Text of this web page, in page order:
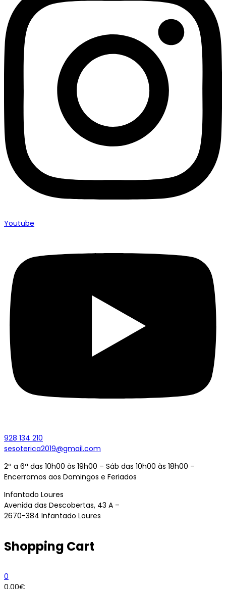
Youtube
928 134 210
sesoterica2019@gmail.com
2ª a 6ª das 10h00 às 19h00 – Sáb das 10h00 às 18h00 –
Encerramos aos Domingos e Feriados
Infantado Loures
Avenida das Descobertas, 43 A –
2670-384 Infantado Loures
Shopping Cart
0
0.00€